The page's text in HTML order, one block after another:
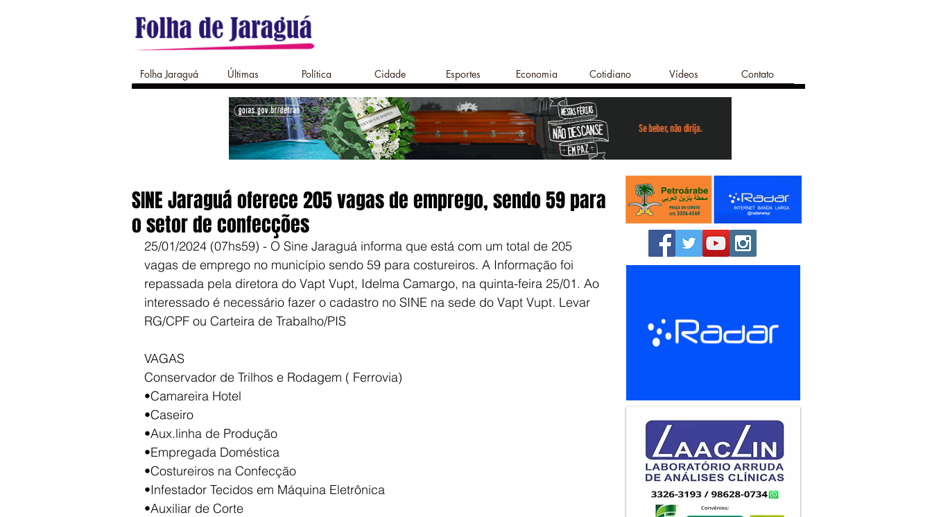
Folha Jaraguá Últimas Política Cidade Esportes Economia Cotidiano Vídeos Contato
SINE Jaraguá oferece 205 vagas de emprego, sendo 59 para
o setor de confecções
25/01/2024 (07hs59) - O Sine Jaraguá informa que está com um total de 205
vagas de emprego no município sendo 59 para costureiros. A Informação foi
repassada pela diretora do Vapt Vupt, Idelma Camargo, na quinta-feira 25/01. Ao
interessado é necessário fazer o cadastro no SINE na sede do Vapt Vupt. Levar
RG/CPF ou Carteira de Trabalho/PIS
VAGAS
Conservador de Trilhos e Rodagem ( Ferrovia)
•Camareira Hotel
•Caseiro
•Aux.linha de Produção
•Empregada Doméstica
•Costureiros na Confecção
•Infestador Tecidos em Máquina Eletrônica
•Auxiliar de Corte